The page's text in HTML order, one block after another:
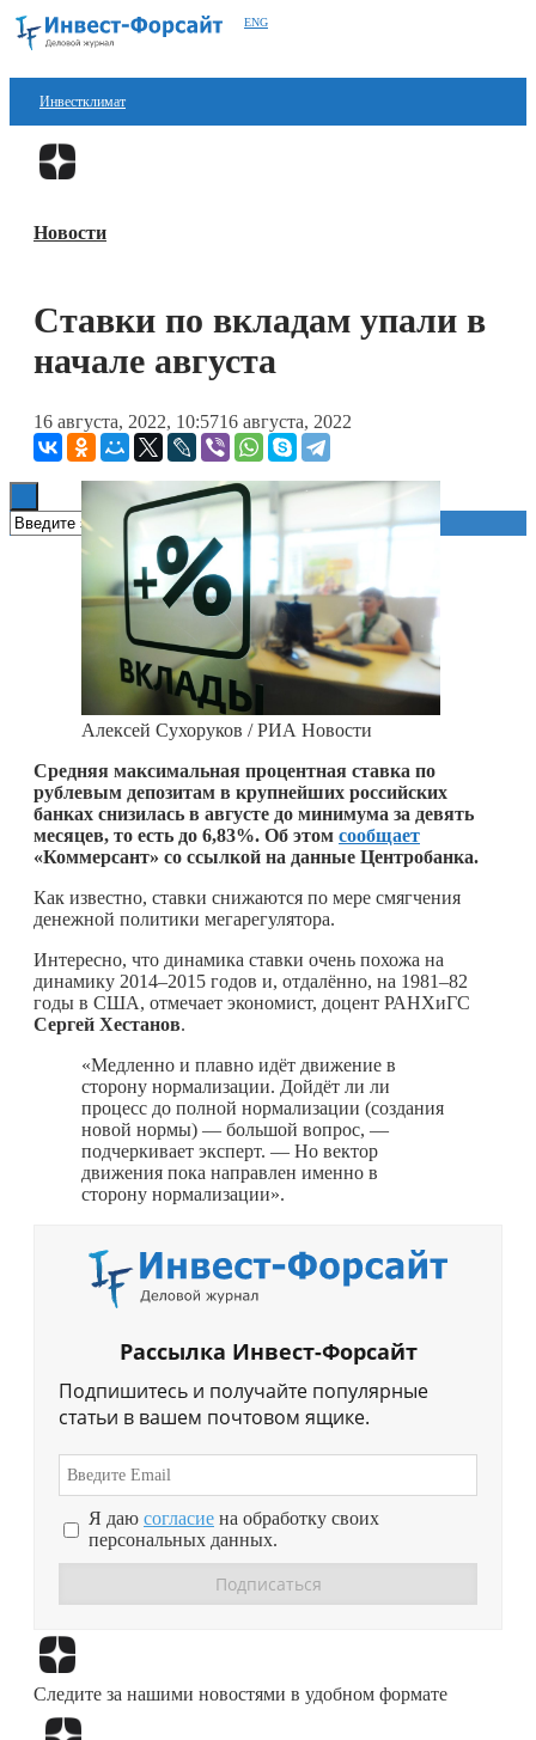
ENG
Инвестклимат
Финансы
Блокчейн
Книги
Новости
Ставки по вкладам упали в
начале августа
16 августа, 2022, 10:5716 августа, 2022
Алексей Сухоруков / РИА Новости
Средняя максимальная процентная ставка по
рублевым депозитам в крупнейших российских
банках снизилась в августе до минимума за девять
месяцев, то есть до 6,83%. Об этом сообщает
«Коммерсант» со ссылкой на данные Центробанка.
Как известно, ставки снижаются по мере смягчения
денежной политики мегарегулятора.
Интересно, что динамика ставки очень похожа на
динамику 2014–2015 годов и, отдалённо, на 1981–82
годы в США, отмечает экономист, доцент РАНХиГС
Сергей Хестанов.
«Медленно и плавно идёт движение в
сторону нормализации. Дойдёт ли ли
процесс до полной нормализации (создания
новой нормы) — большой вопрос, —
подчеркивает эксперт. — Но вектор
движения пока направлен именно в
сторону нормализации».
Рассылка Инвест-Форсайт
Подпишитесь и получайте популярные
статьи в вашем почтовом ящике.
Я даю согласие на обработку своих
персональных данных.
Следите за нашими новостями в удобном формате